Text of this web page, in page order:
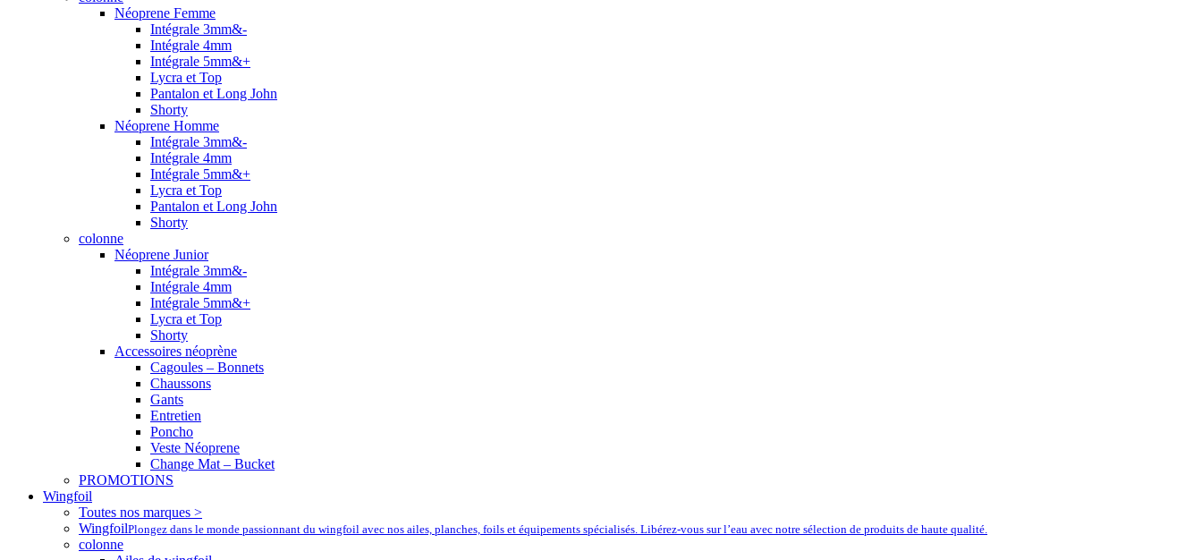
Néoprene Femme
Intégrale 3mm&-
Intégrale 4mm
Intégrale 5mm&+
Lycra et Top
Pantalon et Long John
Shorty
Néoprene Homme
Intégrale 3mm&-
Intégrale 4mm
Intégrale 5mm&+
Lycra et Top
Pantalon et Long John
Shorty
colonne
Néoprene Junior
Intégrale 3mm&-
Intégrale 4mm
Intégrale 5mm&+
Lycra et Top
Shorty
Accessoires néoprène
Cagoules – Bonnets
Chaussons
Gants
Entretien
Poncho
Veste Néoprene
Change Mat – Bucket
PROMOTIONS
Wingfoil
Toutes nos marques >
WingfoilPlongez dans le monde passionnant du wingfoil avec nos ailes, planches, foils et équipements spécialisés. Libérez-vous sur l’eau avec notre sélection de produits de haute qualité.
colonne